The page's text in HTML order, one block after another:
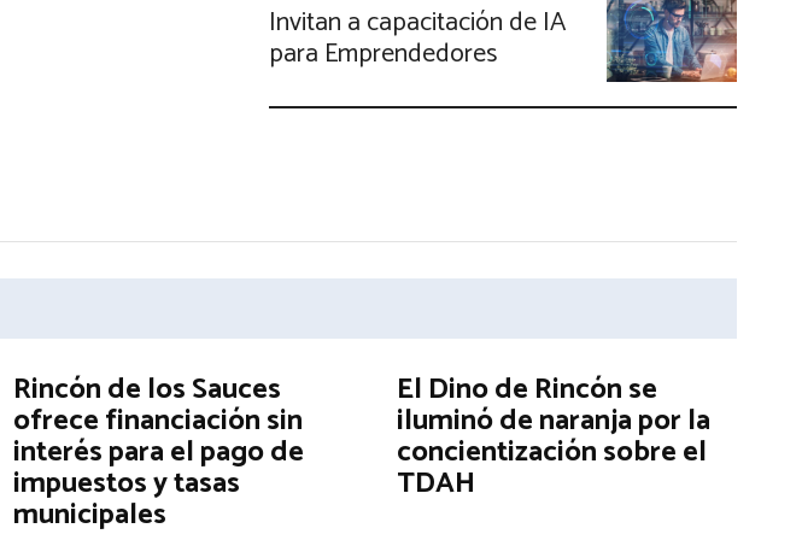
Invitan a capacitación de IA
para Emprendedores
Rincón de los Sauces
ofrece financiación sin
interés para el pago de
impuestos y tasas
municipales
El Dino de Rincón se
iluminó de naranja por la
concientización sobre el
TDAH